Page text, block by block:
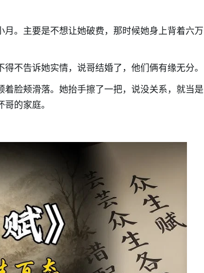
。主要是不想让她破费，那时候她身上背着六万
不告诉她实情，说哥结婚了，他们俩有缘无分。
脸颊滑落。她抬手擦了一把，说没关系，就当是
的家庭。